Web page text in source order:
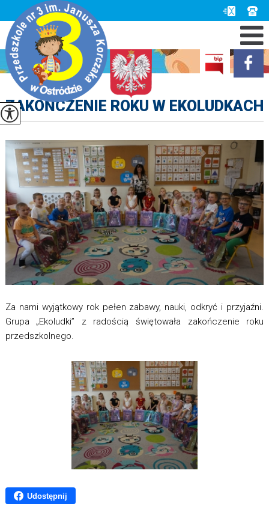
ZAKOŃCZENIE ROKU W EKOLUDKACH
Za nami wyjątkowy rok pełen zabawy, nauki, odkryć i przyjaźni.
Grupa „Ekoludki” z radością świętowała zakończenie roku
przedszkolnego.
Udostępnij